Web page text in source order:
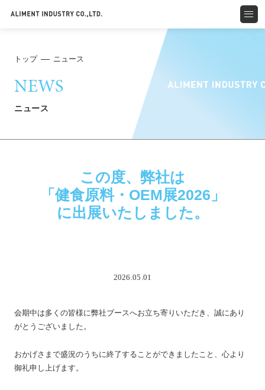
トップ ニュース
NEWS
ニュース
この度、弊社は
「健食原料・OEM展2026」
に出展いたしました。
2026.05.01
会期中は多くの皆様に弊社ブースへお立ち寄りいただき、誠にあり
がとうございました。
おかげさまで盛況のうちに終了することができましたこと、心より
御礼申し上げます。